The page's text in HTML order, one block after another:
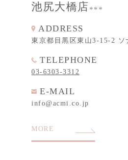
池尻大橋店
ADDRESS
東京都目黒区東山3-15-2 ソ
TELEPHONE
03-6303-3312
E-MAIL
info@acmi.co.jp
MORE